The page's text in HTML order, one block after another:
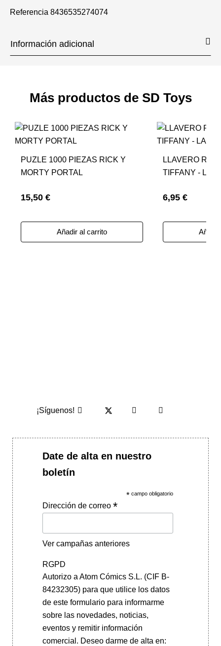
Referencia 8436535274074
Información adicional
Más productos de SD Toys
PUZLE 1000 PIEZAS RICK Y
MORTY PORTAL
15,50 €
Añadir al carrito
LLAVERO
TIFFANY - LA
6,95 €
¡Síguenos!
Date de alta en nuestro
boletín
* campo obligatorio
Dirección de correo *
Ver campañas anteriores
RGPD
Autorizo a Atom Cómics S.L. (CIF B-
84232305) para que utilice los datos
de este formulario para informarme
sobre las novedades, noticias,
eventos y remitir información
comercial. Deseo darme de alta en: